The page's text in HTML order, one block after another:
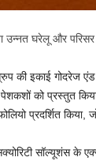
उन्नत घरेलू और परिसर
की इकाई गोदरेज
को प्रस्तुत
प्रदर्शित किया,
सॉल्यूशंस के